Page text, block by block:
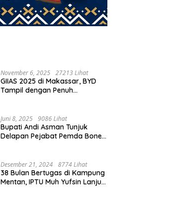
November 6, 2025 27213 Lihat
GIIAS 2025 di Makassar, BYD
Tampil dengan Penuh
Juni 8, 2025 9086 Lihat
Bupati Andi Asman Tunjuk
Delapan Pejabat Pemda Bone
Desember 21, 2024 8774 Lihat
38 Bulan Bertugas di Kampung
Mentan, IPTU Muh Yufsin Lanjut